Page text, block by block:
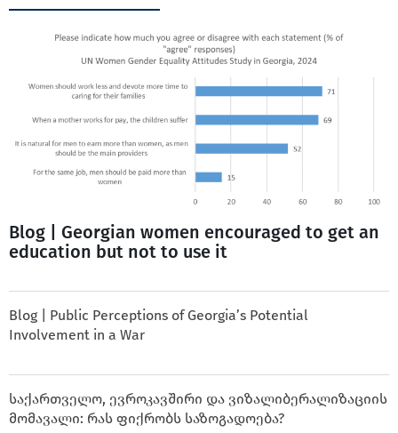
Blog | Georgian women encouraged to get an
education but not to use it
Blog | Public Perceptions of Georgia’s Potential
Involvement in a War
საქართველო, ევროკავშირი და ვიზალიბერალიზაციის
მომავალი: რას ფიქრობს საზოგადოება?